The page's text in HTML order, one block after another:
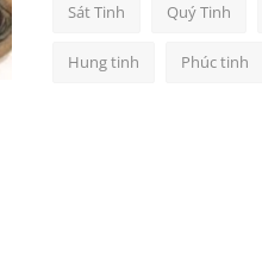
Sát Tinh Quý Tinh
Hung tinh Phúc tinh